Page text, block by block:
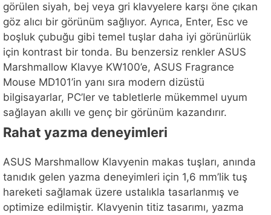
görülen siyah, bej veya gri klavyelere karşı öne çıkan
göz alıcı bir görünüm sağlıyor. Ayrıca, Enter, Esc ve
boşluk çubuğu gibi temel tuşlar daha iyi görünürlük
için kontrast bir tonda. Bu benzersiz renkler ASUS
Marshmallow Klavye KW100’e, ASUS Fragrance
Mouse MD101’in yanı sıra modern dizüstü
bilgisayarlar, PC’ler ve tabletlerle mükemmel uyum
sağlayan akıllı ve genç bir görünüm kazandırır.
Rahat yazma deneyimleri
ASUS Marshmallow Klavyenin makas tuşları, anında
tanıdık gelen yazma deneyimleri için 1,6 mm’lik tuş
hareketi sağlamak üzere ustalıkla tasarlanmış ve
optimize edilmiştir. Klavyenin titiz tasarımı, yazma